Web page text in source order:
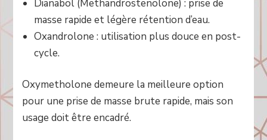
Dianabol (Methandrostenolone) : prise de
masse rapide et légère rétention d’eau.
Oxandrolone : utilisation plus douce en post-
cycle.
Oxymetholone demeure la meilleure option
pour une prise de masse brute rapide, mais son
usage doit être encadré.